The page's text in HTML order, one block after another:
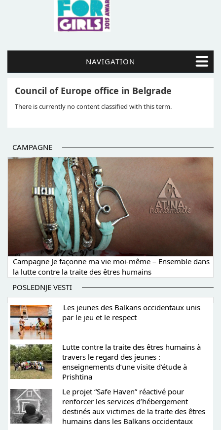
NAVIGATION
Council of Europe office in Belgrade
There is currently no content classified with this term.
CAMPAGNE
Campagne Je façonne ma vie moi-même – Ensemble dans
la lutte contre la traite des êtres humains
POSLEDNJE VESTI
Les jeunes des Balkans occidentaux unis
par le jeu et le respect
Lutte contre la traite des êtres humains à
travers le regard des jeunes :
enseignements d’une visite d’étude à
Prishtina
Le projet “Safe Haven” réactivé pour
renforcer les services d’hébergement
destinés aux victimes de la traite des êtres
humains dans les Balkans occidentaux